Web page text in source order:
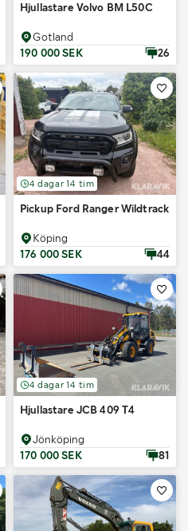
Hjullastare Volvo BM L50C
Gotland
190 000 SEK
26
4 dagar 14 tim
Pickup Ford Ranger Wildtrack
Köping
176 000 SEK
44
4 dagar 14 tim
Hjullastare JCB 409 T4
Jönköping
170 000 SEK
81